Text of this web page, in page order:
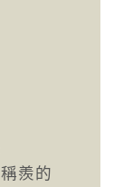
羨的